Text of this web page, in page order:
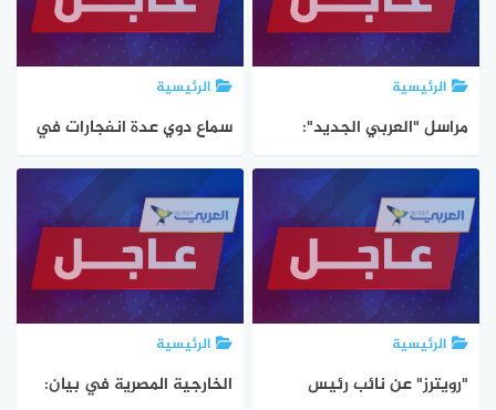
ذلك خالد مشعل وخليل
الحية وزاهر جبارين
وجبارين وننتظر النتائج
الرئيسية
مراسل "العربي الجديد":
الجيش الإسرائيلي يعلن
رسميا شن غارات في الدوحة
الرئيسية
سماع دوي عدة انفجارات في
العاصمة القطرية الدوحة
وتصاعد أعمدة دخان
الرئيسية
"رويترز" عن نائب رئيس
الرئيسية
الخارجية المصرية في بيان: